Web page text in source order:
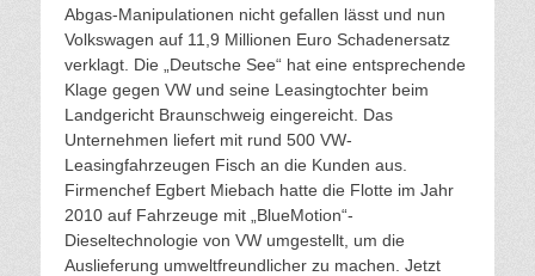
Abgas-Manipulationen nicht gefallen lässt und nun
Volkswagen auf 11,9 Millionen Euro Schadenersatz
verklagt. Die „Deutsche See“ hat eine entsprechende
Klage gegen VW und seine Leasingtochter beim
Landgericht Braunschweig eingereicht. Das
Unternehmen liefert mit rund 500 VW-
Leasingfahrzeugen Fisch an die Kunden aus.
Firmenchef Egbert Miebach hatte die Flotte im Jahr
2010 auf Fahrzeuge mit „BlueMotion“-
Dieseltechnologie von VW umgestellt, um die
Auslieferung umweltfreundlicher zu machen. Jetzt